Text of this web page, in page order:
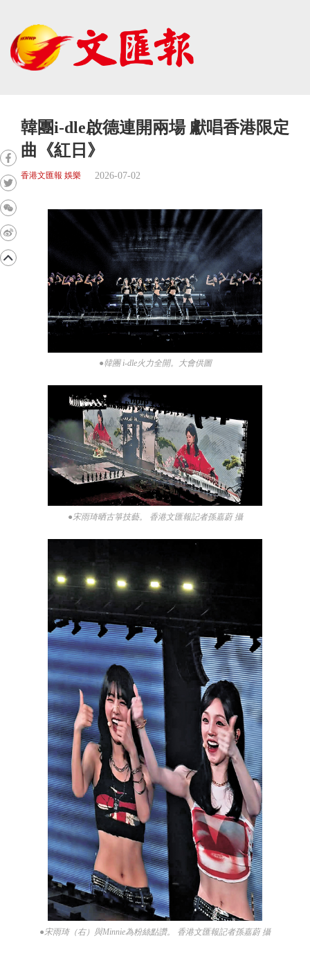
韓團i-dle啟德連開兩場 獻唱香港限定
曲《紅日》
香港文匯報 娛樂 2026-07-02
●韓團 i-dle火力全開。大會供圖
●宋雨琦晒古箏技藝。 香港文匯報記者孫嘉蔚 攝
●宋雨琦（右）與Minnie為粉絲點讚。 香港文匯報記者孫嘉蔚 攝